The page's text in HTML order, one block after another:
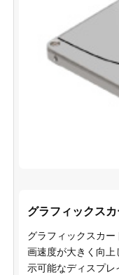
グラフィックス
グラフィックスカ
画速度が大きく向上
示可能なディスプ